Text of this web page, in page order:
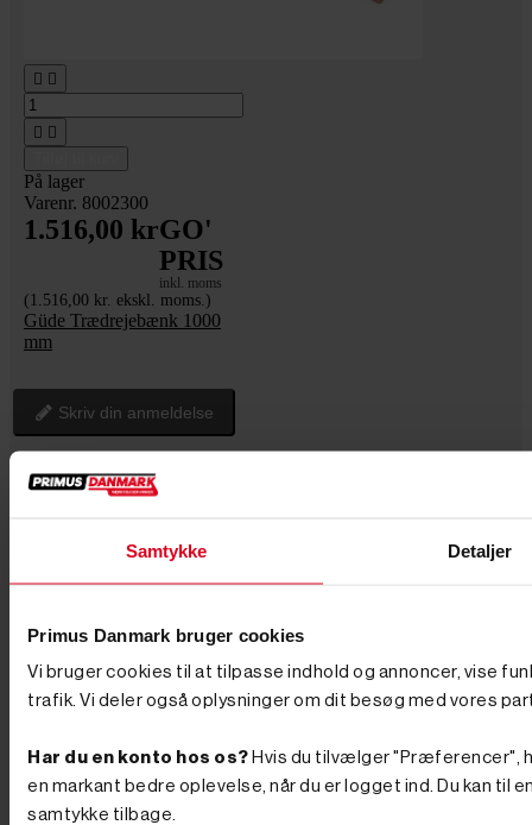
Samtykke Detaljer
Primus Danmark bruger cookies
Vi bruger cookies til at tilpasse indhold og annoncer, vise
trafik. Vi deler også oplysninger om dit besøg med vores
Har du en konto hos os? Hvis du tilvælger "Præferencer",
en markant bedre oplevelse, når du er logget ind. Du kan
samtykke tilbage.
 
 
På lager
Varenr. 8002300
1.516,00 krGO'
PRIS
inkl. moms
(1.516,00 kr. ekskl. moms.)
Güde Trædrejebænk 1000
mm
Skriv din anmeldelse
Centrerpatron firklo sæt - til
Price:1.000,00 kr
(1.000,00 kr. ekskl. moms.)
På lager, leveringstid er1-2 hverdage Varenr. 8005732
Product availability: På lager
1-2 hverdage